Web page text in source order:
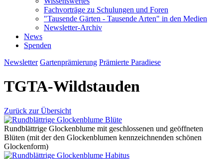
Fachvorträge zu Schulungen und Foren
"Tausende Gärten - Tausende Arten" in den Medien
Newsletter-Archiv
News
Spenden
Newsletter Gartenprämierung Prämierte Paradiese
TGTA-Wildstauden
Zurück zur Übersicht
Rundblättrige Glockenblume mit geschlossenen und geöffneten
Blüten (mit der den Glockenblumen kennzeichnenden schönen
Glockenform)